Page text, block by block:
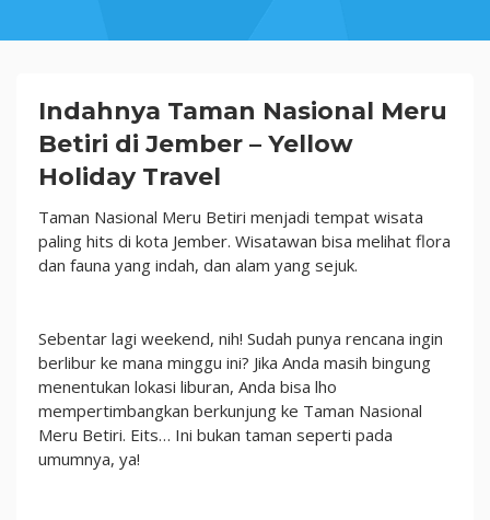
Indahnya
Taman
Nasional
Meru
di
Jember
–
Travel
Indahnya Taman Nasional Meru
Betiri di Jember – Yellow
Holiday Travel
Taman Nasional Meru Betiri menjadi tempat wisata
paling hits di kota Jember. Wisatawan bisa melihat flora
dan fauna yang indah, dan alam yang sejuk.
Sebentar lagi weekend, nih! Sudah punya rencana ingin
berlibur ke mana minggu ini? Jika Anda masih bingung
menentukan lokasi liburan, Anda bisa lho
mempertimbangkan berkunjung ke Taman Nasional
Meru Betiri. Eits… Ini bukan taman seperti pada
umumnya, ya!